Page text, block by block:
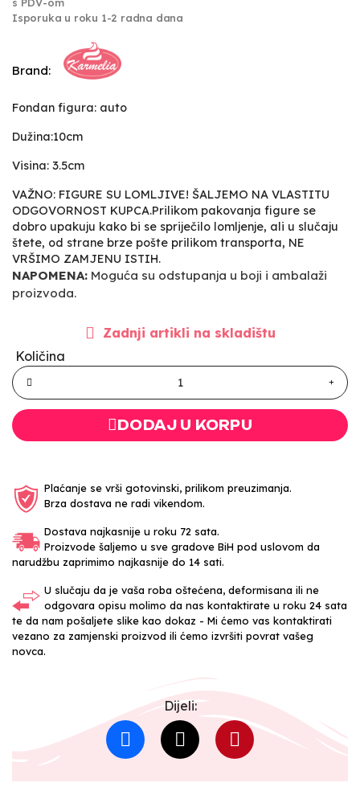
Isporuka u roku 1-2 radna dana
Brand:
Fondan figura: auto
Dužina:10cm
Visina: 3.5cm
VAŽNO: FIGURE SU LOMLJIVE! ŠALJEMO NA VLASTITU
ODGOVORNOST KUPCA.Prilikom pakovanja figure se
dobro upakuju kako bi se spriječilo lomljenje, ali u slučaju
štete, od strane brze pošte prilikom transporta, NE
VRŠIMO ZAMJENU ISTIH.
NAPOMENA: Moguća su odstupanja u boji i ambalaži
proizvoda.
Zadnji artikli na skladištu
Količina
DODAJ U KORPU
Plaćanje se vrši gotovinski, prilikom preuzimanja.
Brza dostava ne radi vikendom.
Dostava najkasnije u roku 72 sata.
Proizvode šaljemo u sve gradove BiH pod uslovom da
narudžbu zaprimimo najkasnije do 14 sati.
U slučaju da je vaša roba oštećena, deformisana ili ne
odgovara opisu molimo da nas kontaktirate u roku 24 sata
te da nam pošaljete slike kao dokaz - Mi ćemo vas kontaktirati
vezano za zamjenski proizvod ili ćemo izvršiti povrat vašeg
novca.
Dijeli: